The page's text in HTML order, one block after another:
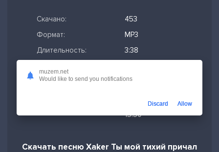
Скачано:
453
Формат:
MP3
Длительность:
3:38
Качество mp3:
320 кбит/с,
14-02-2026,
15:50
Скачать песню Xaker Ты мой тихий причал
muzem.net
Would like to send you notifications
Discard Allow